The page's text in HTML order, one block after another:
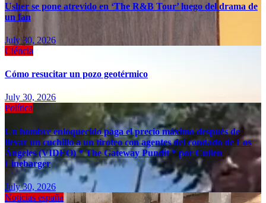
Usher se pone atrevido en ‘The R&B Tour’ luego del drama de
un fan
July 30, 2026
Ciéncia
Cómo resucitar un pozo geotérmico
July 30, 2026
Política
Un hombre enloquecido paga el precio máximo después de
llevar un cuchillo a un tiroteo con agentes del condado de Los
Ángeles (VIDEO) * The Gateway Pundit * por Cullen
Linebarger
July 30, 2026
Noticias españa